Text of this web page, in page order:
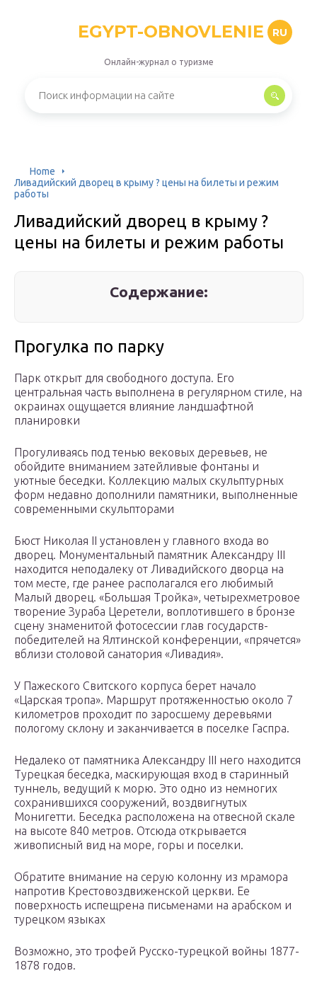
EGYPT-OBNOVLENIE RU
Онлайн-журнал о туризме
Home
Ливадийский дворец в крыму ? цены на билеты и режим
работы
Ливадийский дворец в крыму ?
цены на билеты и режим работы
Содержание:
Прогулка по парку
Парк открыт для свободного доступа. Его
центральная часть выполнена в регулярном стиле, на
окраинах ощущается влияние ландшафтной
планировки
Прогуливаясь под тенью вековых деревьев, не
обойдите вниманием затейливые фонтаны и
уютные беседки. Коллекцию малых скульптурных
форм недавно дополнили памятники, выполненные
современными скульпторами
Бюст Николая II установлен у главного входа во
дворец. Монументальный памятник Александру III
находится неподалеку от Ливадийского дворца на
том месте, где ранее располагался его любимый
Малый дворец. «Большая Тройка», четырехметровое
творение Зураба Церетели, воплотившего в бронзе
сцену знаменитой фотосессии глав государств-
победителей на Ялтинской конференции, «прячется»
вблизи столовой санатория «Ливадия».
У Пажеского Свитского корпуса берет начало
«Царская тропа». Маршрут протяженностью около 7
километров проходит по заросшему деревьями
пологому склону и заканчивается в поселке Гаспра.
Недалеко от памятника Александру III него находится
Турецкая беседка, маскирующая вход в старинный
туннель, ведущий к морю. Это одно из немногих
сохранившихся сооружений, воздвигнутых
Монигетти. Беседка расположена на отвесной скале
на высоте 840 метров. Отсюда открывается
живописный вид на море, горы и поселки.
Обратите внимание на серую колонну из мрамора
напротив Крестовоздвиженской церкви. Ее
поверхность испещрена письменами на арабском и
турецком языках
Возможно, это трофей Русско-турецкой войны 1877-
1878 годов.